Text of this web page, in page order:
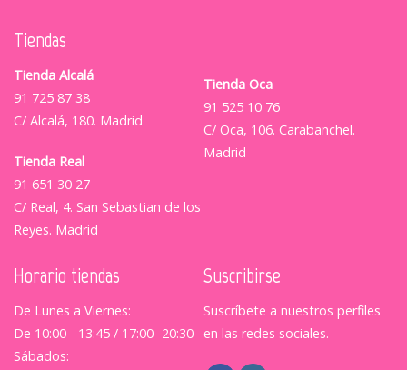
Tiendas
Tienda Alcalá
91 725 87 38
C/ Alcalá, 180. Madrid
Tienda Real
91 651 30 27
C/ Real, 4. San Sebastian de los
Reyes. Madrid
Tienda Oca
91 525 10 76
C/ Oca, 106. Carabanchel.
Madrid
Horario tiendas
De Lunes a Viernes:
De 10:00 - 13:45 / 17:00- 20:30
Sábados:
Suscribirse
Suscríbete a nuestros perfiles
en las redes sociales.